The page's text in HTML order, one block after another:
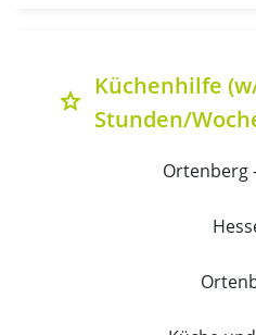
grade
Küchenhilfe
Stunden/
Ortenberg